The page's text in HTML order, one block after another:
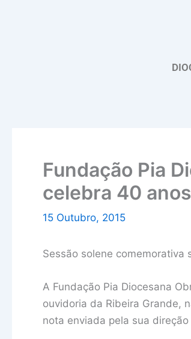
Fundação Pia
celebra 40 anos
15 Outubro, 2015
Sessão solene comemorativa
A Fundação Pia Diocesana
ouvidoria da Ribeira Grande,
nota enviada pela sua